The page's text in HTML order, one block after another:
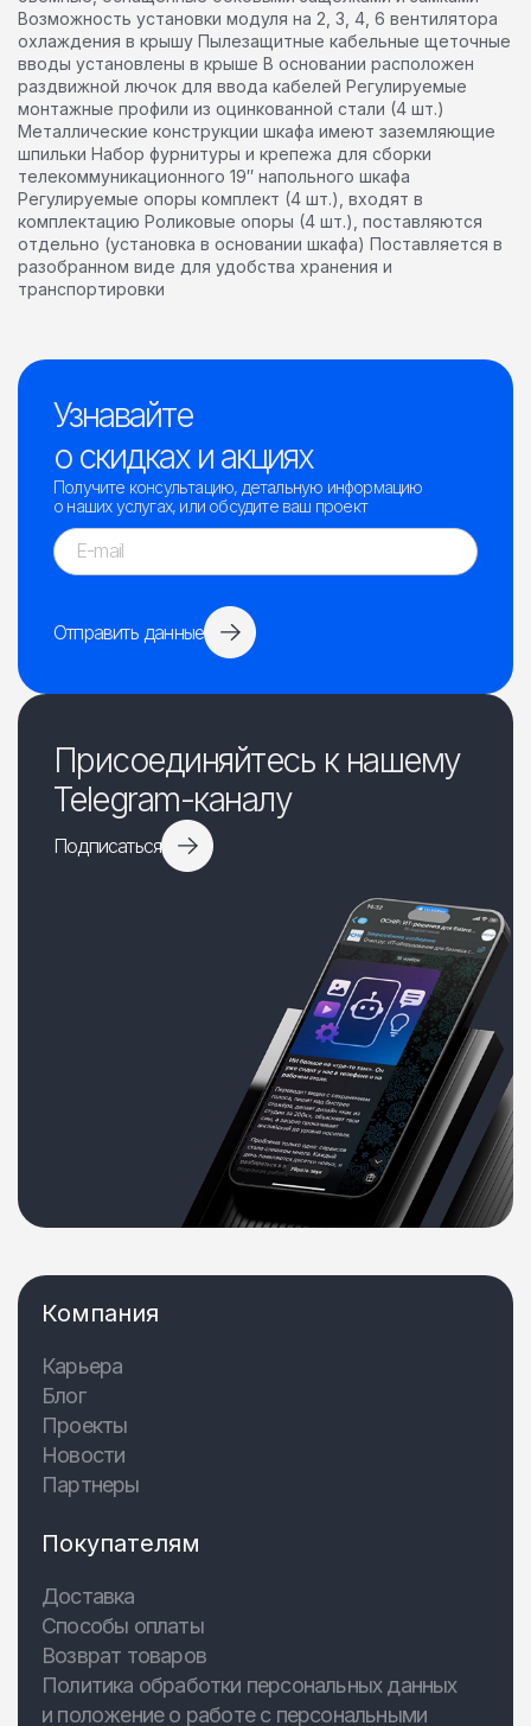
Возможность установки модуля на 2, 3, 4, 6 вентилятора
охлаждения в крышу Пылезащитные кабельные щеточные
вводы установлены в крыше В основании расположен
раздвижной лючок для ввода кабелей Регулируемые
монтажные профили из оцинкованной стали (4 шт.)
Металлические конструкции шкафа имеют заземляющие
шпильки Набор фурнитуры и крепежа для сборки
телекоммуникационного 19″ напольного шкафа
Регулируемые опоры комплект (4 шт.), входят в
комплектацию Роликовые опоры (4 шт.), поставляются
отдельно (установка в основании шкафа) Поставляется в
разобранном виде для удобства хранения и
транспортировки
Узнавайте
о скидках и акциях
Получите консультацию, детальную информацию
о наших услугах, или обсудите ваш проект
Отправить данные
Присоединяйтесь к нашему
Telegram-каналу
Подписаться
Компания
Карьера
Блог
Проекты
Новости
Партнеры
Покупателям
Доставка
Способы оплаты
Возврат товаров
Политика обработки персональных данных
и положение о работе с персональными